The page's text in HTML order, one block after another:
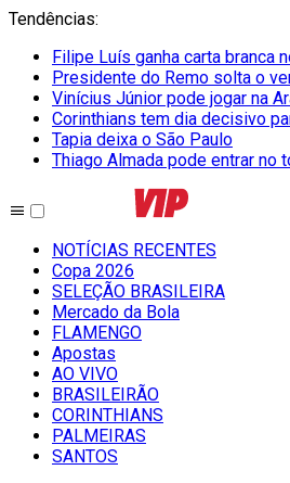
Tendências:
Filipe Luís ganha carta branca
Presidente do Remo solta o
Vinícius Júnior pode jogar na
Corinthians tem dia decisivo
Tapia deixa o São Paulo
Thiago Almada pode entrar no
NOTÍCIAS RECENTES
Copa 2026
SELEÇÃO BRASILEIRA
Mercado da Bola
FLAMENGO
Apostas
AO VIVO
BRASILEIRÃO
CORINTHIANS
PALMEIRAS
SANTOS